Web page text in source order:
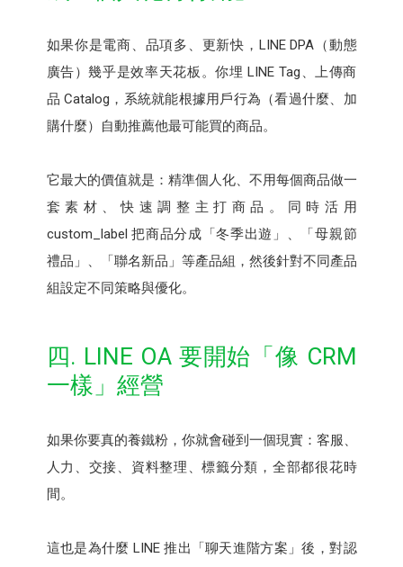
如果你是電商、品項多、更新快，LINE DPA（動態
廣告）幾乎是效率天花板。你埋 LINE Tag、上傳商
品 Catalog，系統就能根據用戶行為（看過什麼、加
購什麼）自動推薦他最可能買的商品。
它最大的價值就是：精準個人化、不用每個商品做一
套素材、快速調整主打商品。同時活用
custom_label 把商品分成「冬季出遊」、「母親節
禮品」、「聯名新品」等產品組，然後針對不同產品
組設定不同策略與優化。
四. LINE OA 要開始「像 CRM
一樣」經營
如果你要真的養鐵粉，你就會碰到一個現實：客服、
人力、交接、資料整理、標籤分類，全部都很花時
間。
這也是為什麼 LINE 推出「聊天進階方案」後，對認